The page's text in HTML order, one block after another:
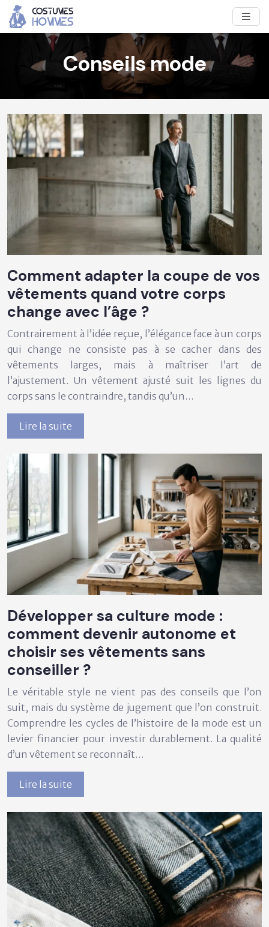
Conseils mode
Comment adapter la coupe de vos
vêtements quand votre corps
change avec l’âge ?
Contrairement à l’idée reçue, l’élégance face à un corps
qui change ne consiste pas à se cacher dans des
vêtements larges, mais à maîtriser l’art de
l’ajustement. Un vêtement ajusté suit les lignes du
corps sans le contraindre, tandis qu’un…
Lire la suite
Développer sa culture mode :
comment devenir autonome et
choisir ses vêtements sans
conseiller ?
Le véritable style ne vient pas des conseils que l’on
suit, mais du système de jugement que l’on construit.
Comprendre les cycles de l’histoire de la mode est un
levier financier pour investir durablement. La qualité
d’un vêtement se reconnaît…
Lire la suite